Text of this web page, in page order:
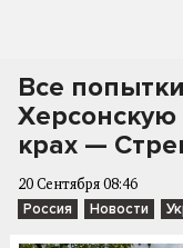
Все
Херсонскую
крах —
20 Сентября 08:46
Россия Новости